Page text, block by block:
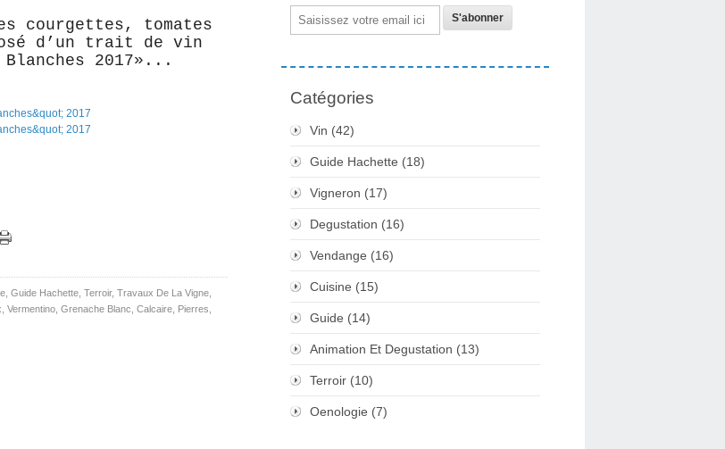
courgettes, tomates
d’un trait de vin
2017»...
Guide Hachette Terroir, Travaux De La Vigne
Vermentino Grenache Blanc Calcaire Pierres
Email
Catégories
Vin (42)
Guide Hachette (18)
Vigneron (17)
Degustation (16)
Vendange (16)
Cuisine (15)
Guide (14)
Animation Et Degustation (13)
Terroir (10)
Oenologie (7)